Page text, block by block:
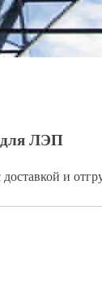
для ЛЭП
и